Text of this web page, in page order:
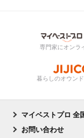
専門家にオンラ
暮らしのオウン
マイベストプロ 全
お問い合わせ